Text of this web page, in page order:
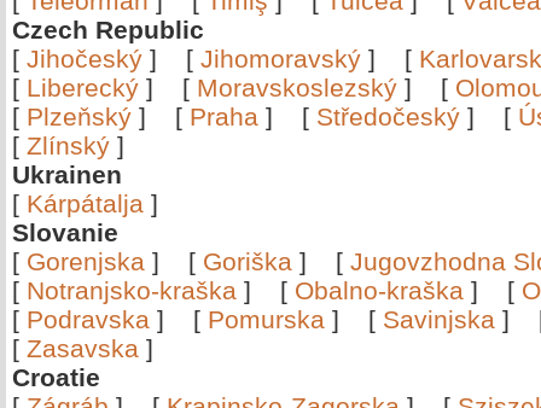
Czech Republic
[ Jihočeský ] [ Jihomoravský ] [
[ Liberecký ] [ Moravskoslezský ] [
[ Plzeňský ] [ Praha ] [ Středočeský ] [
[ Zlínský ]
Ukrainen
[ Kárpátalja ]
Slovanie
[ Gorenjska ] [ Goriška ] [ Jugovzhodna
[ Notranjsko-kraška ] [ Obalno-kraška ] [
[ Podravska ] [ Pomurska ] [ Savinjska ]
[ Zasavska ]
Croatie